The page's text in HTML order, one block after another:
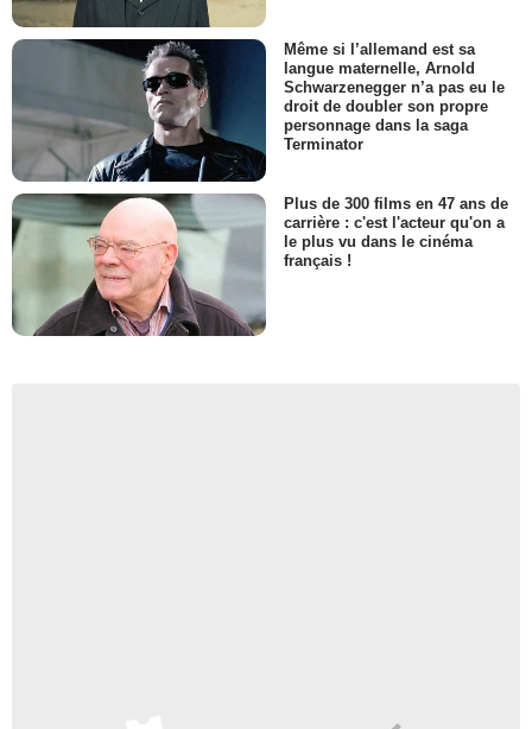
Même si l’allemand est sa
langue maternelle, Arnold
Schwarzenegger n’a pas eu le
droit de doubler son propre
personnage dans la saga
Terminator
Plus de 300 films en 47 ans de
carrière : c'est l'acteur qu'on a
le plus vu dans le cinéma
français !